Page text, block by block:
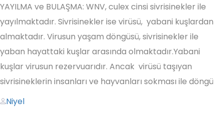
YAYILMA ve BULAŞMA: WNV, culex cinsi sivrisinekler ile
yayılmaktadır. Sivrisinekler ise virüsü, yabani kuşlardan
almaktadır. Virusun yaşam döngüsü, sivrisinekler ile
yaban hayattaki kuşlar arasında olmaktadır.Yabani
kuşlar virusun rezervuarıdır. Ancak virüsü taşıyan
sivrisineklerin insanları ve hayvanları sokması ile döngü
Author
Niyel